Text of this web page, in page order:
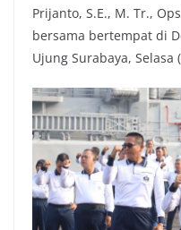
Prijanto, S.E., M. Tr.,
bersama bertempat di
Ujung Surabaya, Selasa